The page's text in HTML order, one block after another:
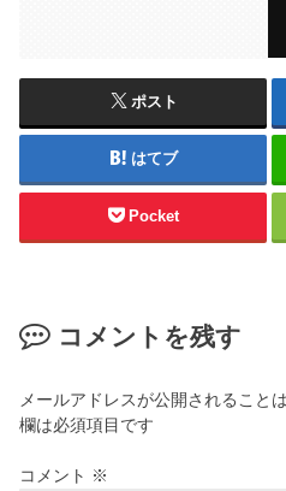
ポスト
はてブ
Pocket
コメントを残す
メールアドレスが公開されること
欄は必須項目です
コメント ※